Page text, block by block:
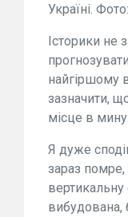
Україні.
Історики не
зазначити,
місце в
Я дуже
зараз
вертикальну